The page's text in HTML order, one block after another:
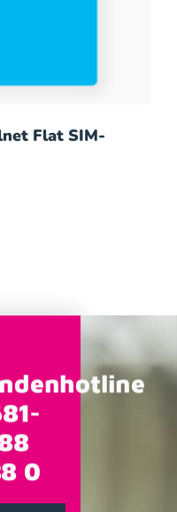
Flat SIM-
0